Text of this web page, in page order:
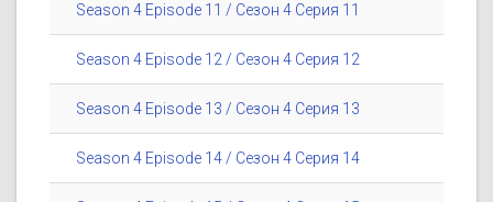
Season 4 Episode 11 / Сезон 4 Серия 11
Season 4 Episode 12 / Сезон 4 Серия 12
Season 4 Episode 13 / Сезон 4 Серия 13
Season 4 Episode 14 / Сезон 4 Серия 14